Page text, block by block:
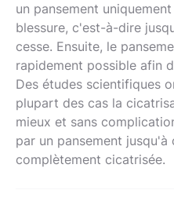
un pansement
blessure, c'est-à-dire
cesse. Ensuite, le
rapidement possible afin
Des études scientifiques
plupart des cas la
mieux et sans
par un pansement jusqu'à
complètement cicatrisée.